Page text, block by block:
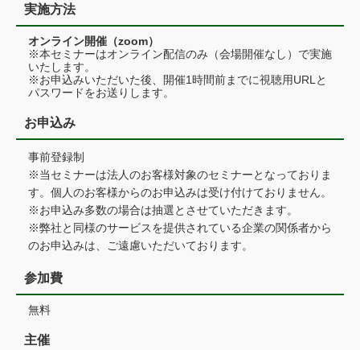
実施方法
オンライン開催（zoom）
※本セミナーはオンライン配信のみ（会場開催なし）で実施
いたします。
※お申込みいただいた後、開催1時間前までに視聴用URLと
パスワードをお送りします。
お申込み
事前登録制
※当セミナーは法人のお客様対象のセミナーとなっておりま
す。個人のお客様からのお申込みは受け付けておりません。
※お申込み多数の場合は抽選とさせていただきます。
※弊社と同様のサービスを提供されている企業の関係者から
のお申込みは、ご遠慮いただいております。
参加費
無料
主催